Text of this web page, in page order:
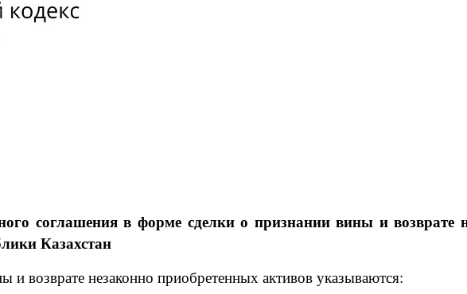
соглашения в форме сделки о признании вины и возврате
Казахстан
возврате незаконно приобретенных активов указываются: